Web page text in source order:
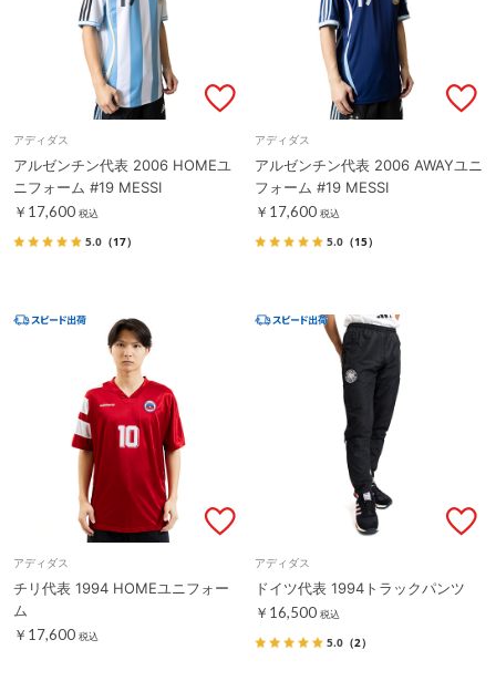
アディダス
アルゼンチン代表 2006 HOMEユ
ニフォーム #19 MESSI
￥17,600 税込
5.0 （17）
アディダス
アルゼンチン代表 2006 AWAYユニ
フォーム #19 MESSI
￥17,600 税込
5.0 （15）
アディダス
チリ代表 1994 HOMEユニフォー
ム
￥17,600 税込
アディダス
ドイツ代表 1994トラックパンツ
￥16,500 税込
5.0 （2）